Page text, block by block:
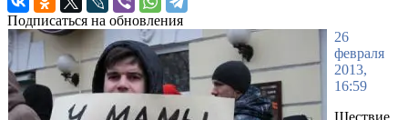
Подписаться на обновления
26
февраля
2013,
16:59
Шествие